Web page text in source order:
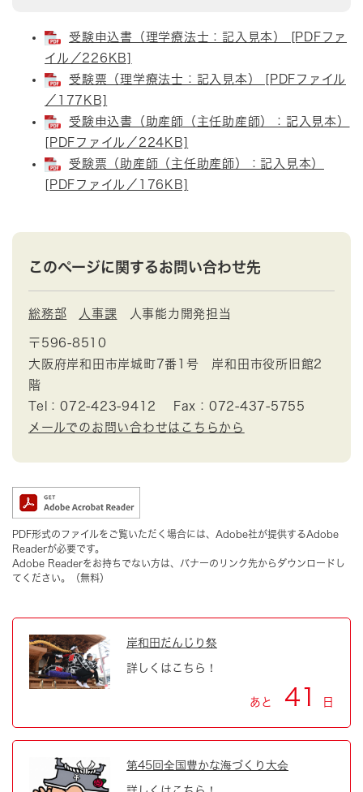
受験申込書（理学療法士：記入見本） [PDFファ
イル／226KB]
受験票（理学療法士：記入見本） [PDFファイル
／177KB]
受験申込書（助産師（主任助産師）：記入見本）
[PDFファイル／224KB]
受験票（助産師（主任助産師）：記入見本）
[PDFファイル／176KB]
このページに関するお問い合わせ先
総務部 人事課 人事能力開発担当
〒596-8510
大阪府岸和田市岸城町7番1号 岸和田市役所旧館2
階
Tel：072-423-9412
Fax：072-437-5755
メールでのお問い合わせはこちらから
PDF形式のファイルをご覧いただく場合には、Adobe社が提供するAdobe
Readerが必要です。
Adobe Readerをお持ちでない方は、バナーのリンク先からダウンロードし
てください。（無料）
岸和田だんじり祭
詳しくはこちら！
あと 41 日
第45回全国豊かな海づくり大会